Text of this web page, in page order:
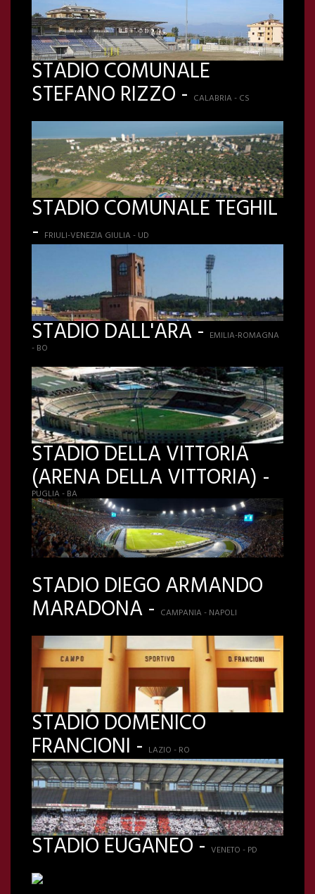
STADIO COMUNALE
STEFANO RIZZO - CALABRIA - CS
STADIO COMUNALE TEGHIL
- FRIULI-VENEZIA GIULIA - UD
STADIO DALL'ARA -EMILIA-ROMAGNA
- BO
STADIO DELLA VITTORIA
(ARENA DELLA VITTORIA) -
PUGLIA - BA
STADIO DIEGO ARMANDO
MARADONA - CAMPANIA - NAPOLI
STADIO DOMENICO
FRANCIONI - LAZIO - RO
STADIO EUGANEO -VENETO - PD